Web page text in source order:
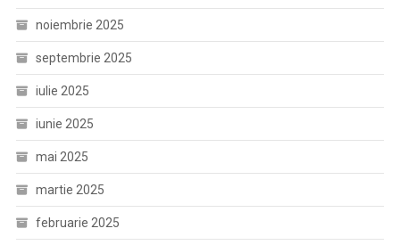
noiembrie 2025
septembrie 2025
iulie 2025
iunie 2025
mai 2025
martie 2025
februarie 2025